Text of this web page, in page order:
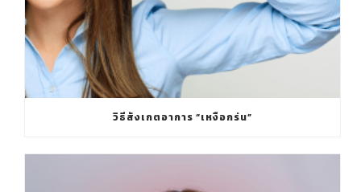
วิธีสังเกตอาการ “เหงือกร่น”